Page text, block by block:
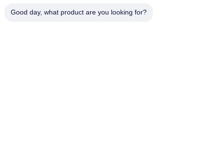
Good day, what product are you looking for?